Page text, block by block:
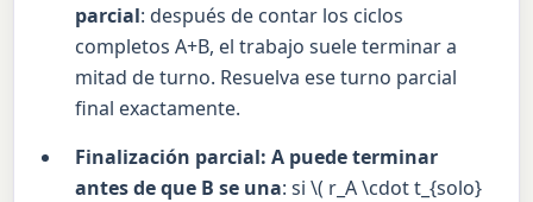
parcial: después de contar los ciclos
completos A+B, el trabajo suele terminar a
mitad de turno. Resuelva ese turno parcial
final exactamente.
Finalización parcial: A puede terminar
antes de que B se una: si \( r_A \cdot t_{solo}